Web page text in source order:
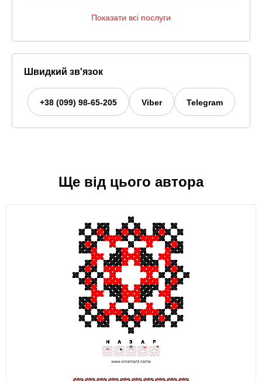
Показати всі послуги
Швидкий зв'язок
+38 (099) 98-65-205 Viber Telegram
Ще від цього автора